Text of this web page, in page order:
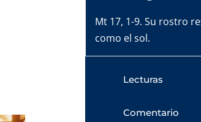
Mt 17, 1-9. Su rostro
como el sol.
Lecturas
Comentario